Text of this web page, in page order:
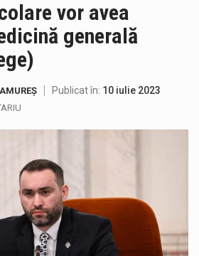
Testarea independentă a sistemului e-Terra, realizată de STS, DNSC și Cyberint, a mai parcurs o rundă de evaluare. Un număr…
Vremea va fi caniculară. Disconfortul termic va fi accentuat, iar indicele temperatură-umezeală (ITU) va depăși pragul critic de 80 de…
Pe scurt. Statuia lui PINTEA VITEAZU din fața Jandarmeriei Maramures a ajuns să fie zilele acestea mărul discordiei între administrații.…
vor avea
generală
Publicat în: 10 iulie 2023